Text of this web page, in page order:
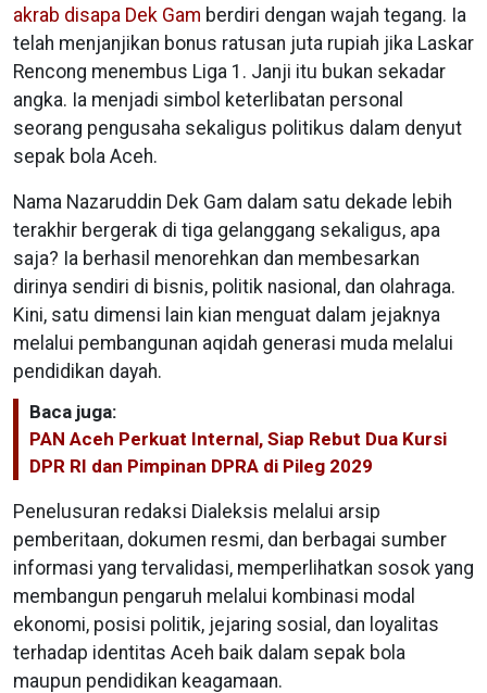
akrab disapa Dek Gam berdiri dengan wajah tegang. Ia
telah menjanjikan bonus ratusan juta rupiah jika Laskar
Rencong menembus Liga 1. Janji itu bukan sekadar
angka. Ia menjadi simbol keterlibatan personal
seorang pengusaha sekaligus politikus dalam denyut
sepak bola Aceh.
Nama Nazaruddin Dek Gam dalam satu dekade lebih
terakhir bergerak di tiga gelanggang sekaligus, apa
saja? Ia berhasil menorehkan dan membesarkan
dirinya sendiri di bisnis, politik nasional, dan olahraga.
Kini, satu dimensi lain kian menguat dalam jejaknya
melalui pembangunan aqidah generasi muda melalui
pendidikan dayah.
Baca juga:
PAN Aceh Perkuat Internal, Siap Rebut Dua Kursi
DPR RI dan Pimpinan DPRA di Pileg 2029
Penelusuran redaksi Dialeksis melalui arsip
pemberitaan, dokumen resmi, dan berbagai sumber
informasi yang tervalidasi, memperlihatkan sosok yang
membangun pengaruh melalui kombinasi modal
ekonomi, posisi politik, jejaring sosial, dan loyalitas
terhadap identitas Aceh baik dalam sepak bola
maupun pendidikan keagamaan.